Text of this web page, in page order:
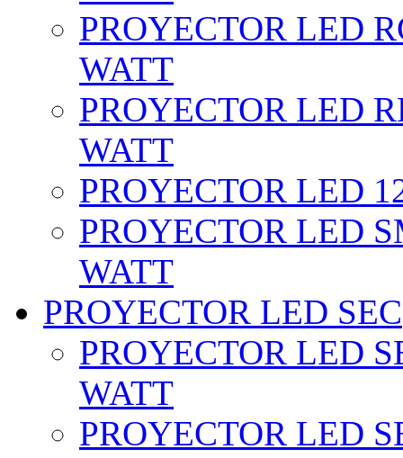
PROYECTOR LED
WATT
PROYECTOR LED
WATT
PROYECTOR LED
PROYECTOR LED
WATT
PROYECTOR LED SEC
PROYECTOR LED
WATT
PROYECTOR LED